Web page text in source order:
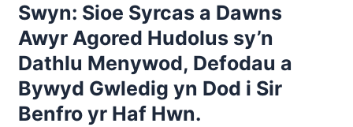
Swyn: Sioe Syrcas a Dawns
Awyr Agored Hudolus sy’n
Dathlu Menywod, Defodau a
Bywyd Gwledig yn Dod i Sir
Benfro yr Haf Hwn.